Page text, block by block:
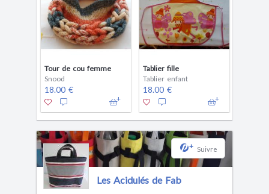
Tour de cou femme
Snood
18.00 €
Tablier fille
Tablier enfant
18.00 €
+ Suivre
Les Acidulés de Fab